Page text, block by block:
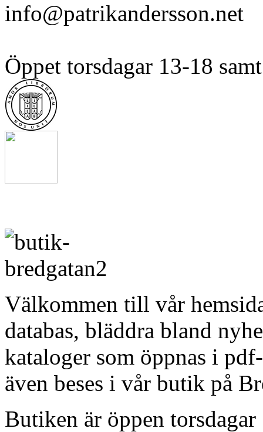
info@patrikandersson.net
Öppet torsdagar 13-18
Välkommen till vår
databas, bläddra bland
kataloger som öppnas i
även beses i vår butik på
Butiken är öppen